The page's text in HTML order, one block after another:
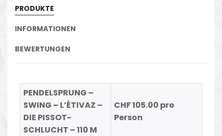
PRODUKTE
INFORMATIONEN
BEWERTUNGEN
PENDELSPRUNG –
SWING – L’ÉTIVAZ –
DIE PISSOT-
SCHLUCHT – 110 M
CHF 105.00 pro
Person